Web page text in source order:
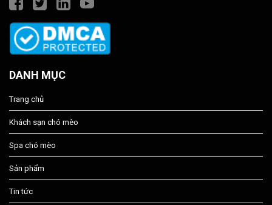
DANH MỤC
Trang chủ
Khách sạn chó mèo
Spa chó mèo
Sản phẩm
Tin tức